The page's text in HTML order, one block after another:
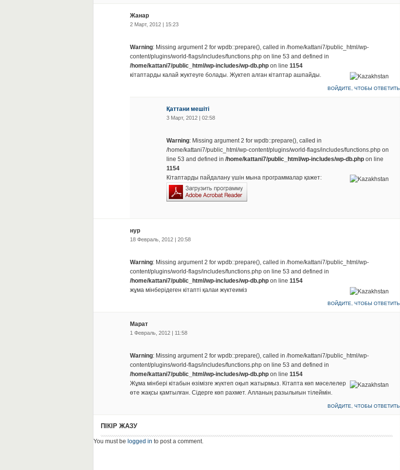
Жанар
2 Март, 2012 | 15:23
Warning: Missing argument 2 for wpdb::prepare(), called in /home/kattani7/public_html/wp-
content/plugins/world-flags/includes/functions.php on line 53 and defined in
/home/kattani7/public_html/wp-includes/wp-db.phpon line 1154
кітаптарды калай жуктеуге болады. Жуктеп алган кітаптар ашпайды.
ВОЙДИТЕ, ЧТОБЫ ОТВЕТИТЬ
Қаттани мешіті
3 Март, 2012 | 02:58
Warning: Missing argument 2 for wpdb::prepare(), called in
/home/kattani7/public_html/wp-content/plugins/world-flags/includes/functions.php on
line 53 and defined in /home/kattani7/public_html/wp-includes/wp-db.phpon line
1154
Кітаптарды пайдалану үшін мына программалар қажет:
нур
18 Февраль, 2012 | 20:58
Warning: Missing argument 2 for wpdb::prepare(), called in /home/kattani7/public_html/wp-
content/plugins/world-flags/includes/functions.php on line 53 and defined in
/home/kattani7/public_html/wp-includes/wp-db.phpon line 1154
жұма мінберідеген кітапті қалаи жүктеиміз
ВОЙДИТЕ, ЧТОБЫ ОТВЕТИТЬ
Марат
1 Февраль, 2012 | 11:58
Warning: Missing argument 2 for wpdb::prepare(), called in /home/kattani7/public_html/wp-
content/plugins/world-flags/includes/functions.php on line 53 and defined in
/home/kattani7/public_html/wp-includes/wp-db.phpon line 1154
Жұма мінбері кітабын өзімізге жүктеп оқып жатырмыз. Кітапта көп мәселелер
өте жақсы қамтылған. Сідерге көп рахмет. Алланың разылығын тілеймін.
ВОЙДИТЕ, ЧТОБЫ ОТВЕТИТЬ
ПІКІР ЖАЗУ
You must be logged in to post a comment.